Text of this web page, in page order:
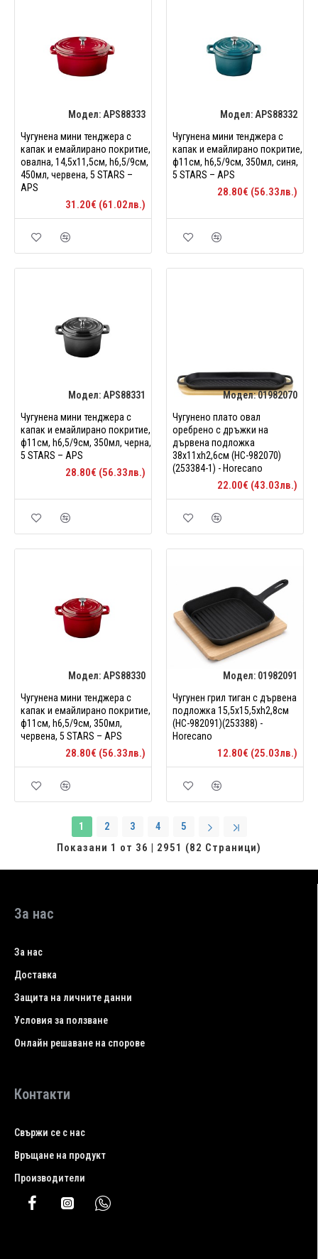
Модел:APS88333
Чугунена мини тенджера с
капак и емайлирано покритие,
овална, 14,5x11,5см, h6,5/9см,
450мл, червена, 5 STARS –
APS
31.20€ (61.02лв.)
Модел:APS88332
Чугунена мини тенджера с
капак и емайлирано покритие,
ф11см, h6,5/9см, 350мл, синя,
5 STARS – APS
28.80€ (56.33лв.)
Модел:APS88331
Чугунена мини тенджера с
капак и емайлирано покритие,
ф11см, h6,5/9см, 350мл, черна,
5 STARS – APS
28.80€ (56.33лв.)
Модел:01982070
Чугунено плато овал
оребрено с дръжки на
дървена подложка
38x11xh2,6см (HC-982070)
(253384-1) - Horecano
22.00€ (43.03лв.)
Модел:APS88330
Чугунена мини тенджера с
капак и емайлирано покритие,
ф11см, h6,5/9см, 350мл,
червена, 5 STARS – APS
28.80€ (56.33лв.)
Модел: 01982091
Чугунен грил тиган с дървена
подложка 15,5x15,5xh2,8см
(HC-982091)(253388) -
Horecano
12.80€ (25.03лв.)
1 2 3 4
5
Показани 1 от 36 | 2951 (82 Страници)
За нас
За нас
Доставка
Защита на личните данни
Условия за ползване
Онлайн решаване на спорове
Контакти
Свържи се с нас
Връщане на продукт
Производители